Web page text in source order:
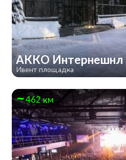
АККО Интернешнл
Ивент площадка
462 км